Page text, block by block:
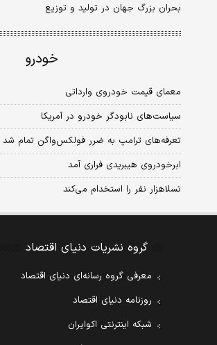
بحران بزرگ جهان در تولید و توزیع
خودرو
معمای قیمت خودروی وارداتی
سیاست‏‏‌های نابودگر خودرو در آمریکا
تعرفه‌‌‌های ترامپ به ضرر فولکس‌‌‌واگن تمام شد
ابرخودروی هیبریدی فراری آمد
تسلا‌هزار نفر را استخدام می‌کند
گروه نشریات دنیای اقتصاد
معرفی گروه رسانه‌ای دنیای اقتصاد
روزنامه دنیای اقتصاد
شبکه اینترنتی اکوایران